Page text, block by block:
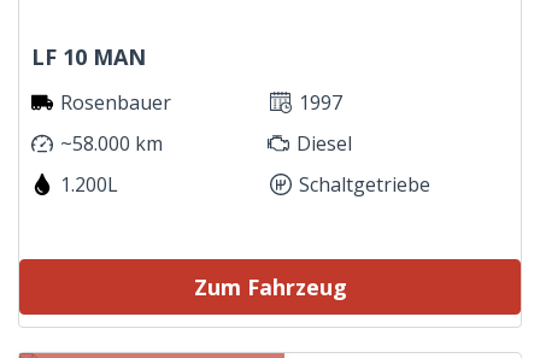
LF 10 MAN
Rosenbauer
1997
~58.000 km
Diesel
1.200L
Schaltgetriebe
Zum Fahrzeug